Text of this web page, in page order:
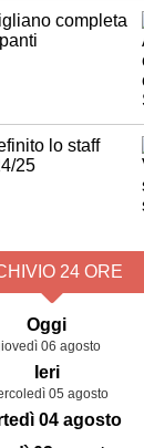
completa
lo staff
25
24 ORE
Oggi
06 agosto
Ieri
05 agosto
04 agosto